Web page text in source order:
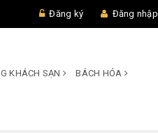
Đăng ký Đăng nhập
KHÁCH SẠN BÁCH HÓA